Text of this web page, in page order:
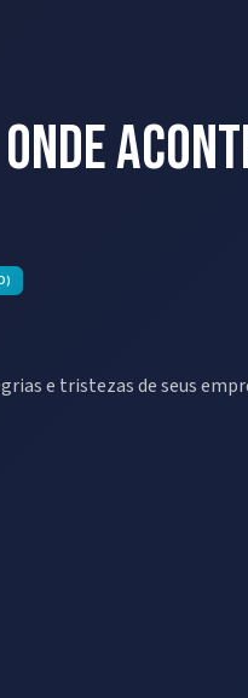
e tristezas de seus